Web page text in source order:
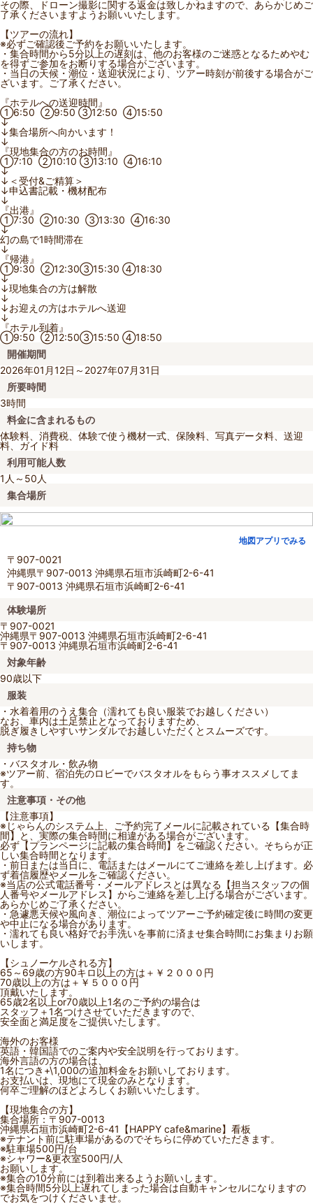
その際、ドローン撮影に関する返金は致しかねますので、あらかじめご
了承くださいますようお願いいたします。
【ツアーの流れ】
※必ずご確認後ご予約をお願いいたします。
・集合時間から5分以上の遅刻は、他のお客様のご迷惑となるためやむ
を得ずご参加をお断りする場合がございます。
・当日の天候・潮位・送迎状況により、ツアー時刻が前後する場合がご
ざいます。ご了承ください。
『ホテルへの送迎時間』
①6:50 ②9:50 ③12:50 ④15:50
↓
↓集合場所へ向かいます！
↓
『現地集合の方のお時間』
①7:10 ②10:10 ③13:10 ④16:10
↓
↓＜受付&ご精算＞
↓申込書記載・機材配布
↓
『出港』
①7:30 ②10:30 ③13:30 ④16:30
↓
幻の島で1時間滞在
↓
『帰港』
①9:30 ②12:30③15:30 ④18:30
↓
↓現地集合の方は解散
↓
↓お迎えの方はホテルへ送迎
↓
『ホテル到着』
①9:50 ②12:50③15:50 ④18:50
開催期間
2026年01月12日～2027年07月31日
所要時間
3時間
料金に含まれるもの
体験料、消費税、体験で使う機材一式、保険料、写真データ料、送迎
料、ガイド料
利用可能人数
1人～50人
集合場所
地図アプリでみる
〒907-0021
沖縄県〒907-0013 沖縄県石垣市浜崎町2-6-41
〒907-0013 沖縄県石垣市浜崎町2-6-41
体験場所
〒907-0021
沖縄県〒907-0013 沖縄県石垣市浜崎町2-6-41
〒907-0013 沖縄県石垣市浜崎町2-6-41
対象年齢
90歳以下
服装
・水着着用のうえ集合（濡れても良い服装でお越しください）
なお、車内は土足禁止となっておりますため、
脱ぎ履きしやすいサンダルでお越しいただくとスムーズです。
持ち物
・バスタオル・飲み物
※ツアー前、宿泊先のロビーでバスタオルをもらう事オススメしてま
す。
注意事項・その他
【注意事項】
※じゃらんのシステム上、ご予約完了メールに記載されている【集合時
間】と、実際の集合時間に相違がある場合がございます。
必ず【プランページに記載の集合時間】をご確認ください。そちらが正
しい集合時間となります。
・前日または当日に、電話またはメールにてご連絡を差し上げます。必
ず着信履歴やメールをご確認ください。
※当店の公式電話番号・メールアドレスとは異なる【担当スタッフの個
人番号やメールアドレス】からご連絡を差し上げる場合がございます。
あらかじめご了承ください。
・急遽悪天候や風向き、潮位によってツアーご予約確定後に時間の変更
や中止になる場合があります。
・濡れても良い格好でお手洗いを事前に済ませ集合時間にお集まりお願
いします。
【シュノーケルされる方】
65～69歳の方90キロ以上の方は＋￥２０００円
70歳以上の方は＋￥５０００円
頂戴いたします。
65歳2名以上or70歳以上1名のご予約の場合は
スタッフ＋1名つけさせていただきますので、
安全面と満足度をご提供いたします。
海外のお客様
英語・韓国語でのご案内や安全説明を行っております。
海外言語の方の場合は、
1名につき+\1,000の追加料金をお願いしております。
お支払いは、現地にて現金のみとなります。
何卒ご理解のほどよろしくお願いいたします。
【現地集合の方】
集合場所：〒907-0013
沖縄県石垣市浜崎町2-6-41【HAPPY cafe&marine】看板
※テナント前に駐車場があるのでそちらに停めていただきます。
※駐車場500円/台
※シャワー&更衣室500円/人
お願いします。
※集合の10分前には到着出来るようお願いします。
※集合時間5分以上遅れてしまった場合は自動キャンセルになりますの
でお気をつけくださいませ。